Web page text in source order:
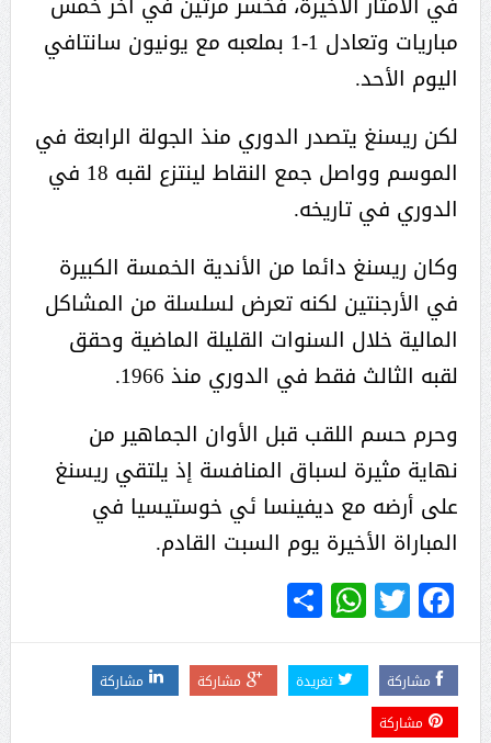
مباريات وتعادل 1-1 بملعبه مع يونيون سانتافي
اليوم الأحد.
لكن ريسنغ يتصدر الدوري منذ الجولة الرابعة في
الموسم وواصل جمع النقاط لينتزع لقبه 18 في
الدوري في تاريخه.
وكان ريسنغ دائما من الأندية الخمسة الكبيرة
في الأرجنتين لكنه تعرض لسلسلة من المشاكل
المالية خلال السنوات القليلة الماضية وحقق
لقبه الثالث فقط في الدوري منذ 1966.
وحرم حسم اللقب قبل الأوان الجماهير من
نهاية مثيرة لسباق المنافسة إذ يلتقي ريسنغ
على أرضه مع ديفينسا ئي خوستيسيا في
المباراة الأخيرة يوم السبت القادم.
Facebook
Twitter
WhatsApp
Share
مشاركة تغريدة مشاركة
مشاركة
مشاركة